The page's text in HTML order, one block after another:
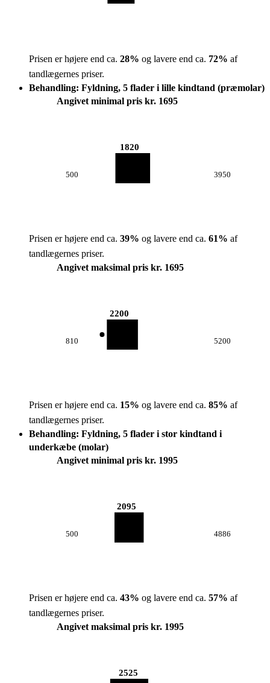
Prisen er højere end ca. 28% og lavere end ca. 72% af
tandlægernes priser.
Behandling: Fyldning, 5 flader i lille kindtand (præmolar)
Angivet minimal pris kr. 1695
500
1820
3950
Prisen er højere end ca. 39% og lavere end ca. 61% af
tandlægernes priser.
Angivet maksimal pris kr. 1695
810
2200
5200
Prisen er højere end ca. 15% og lavere end ca. 85% af
tandlægernes priser.
Behandling: Fyldning, 5 flader i stor kindtand i
underkæbe (molar)
Angivet minimal pris kr. 1995
500
2095
4886
Prisen er højere end ca. 43% og lavere end ca. 57% af
tandlægernes priser.
Angivet maksimal pris kr. 1995
2525